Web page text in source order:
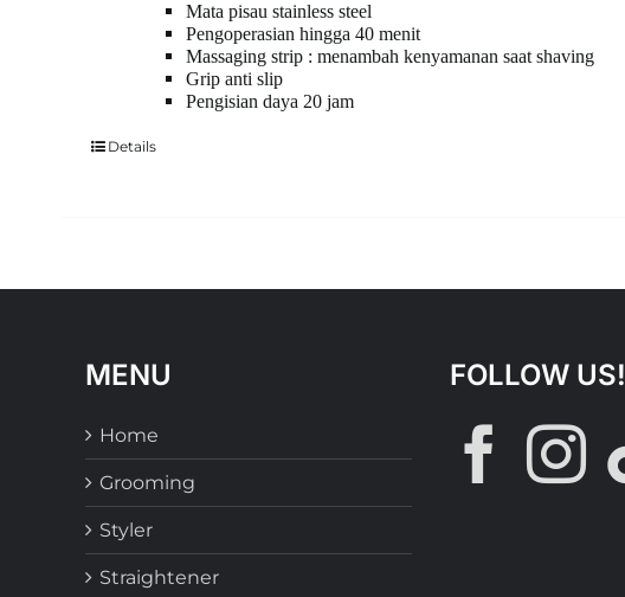
Mata pisau stainless steel
Pengoperasian hingga 40 menit
Massaging strip : menambah kenyamanan saat shaving
Grip anti slip
Pengisian daya 20 jam
Details
MENU
Home
Grooming
Styler
Straightener
FOLLOW US!